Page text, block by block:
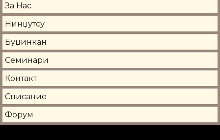
За Нас
Нинџутсу
Буџинкан
Семинари
Контакт
Списание
Форум